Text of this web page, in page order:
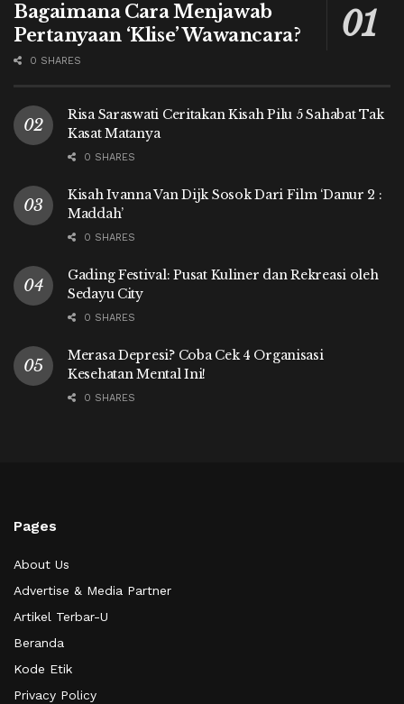
Bagaimana Cara Menjawab
Pertanyaan ‘Klise’ Wawancara?
0 SHARES
Risa Saraswati Ceritakan Kisah Pilu 5 Sahabat Tak
Kasat Matanya
0 SHARES
Kisah Ivanna Van Dijk Sosok Dari Film ‘Danur 2 :
Maddah’
0 SHARES
Gading Festival: Pusat Kuliner dan Rekreasi oleh
Sedayu City
0 SHARES
Merasa Depresi? Coba Cek 4 Organisasi
Kesehatan Mental Ini!
0 SHARES
Pages
About Us
Advertise & Media Partner
Artikel Terbar-U
Beranda
Kode Etik
Privacy Policy